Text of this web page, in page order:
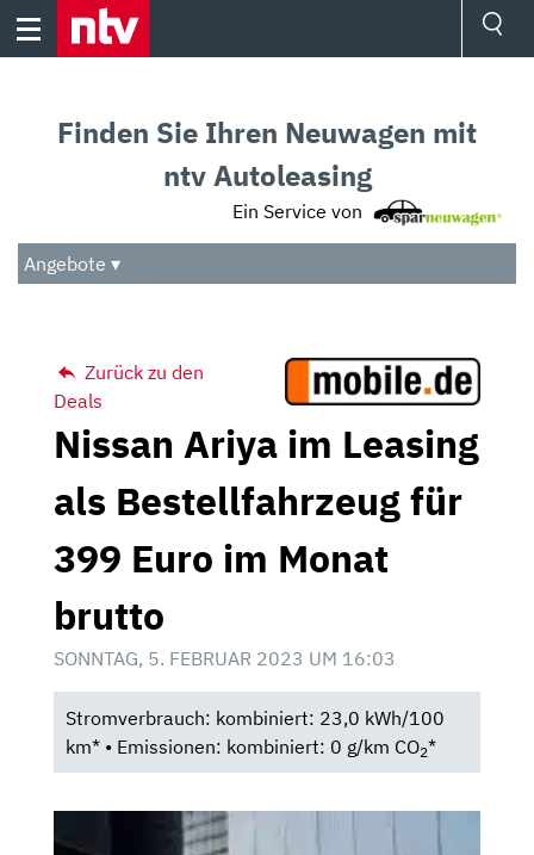
Skip
Audio
Das Beste
Finden Sie Ihren Neuwagen mit
ntv Autoleasing
Ein Service von
Angebote ▾
Zurück zu den
Deals
Nissan Ariya im Leasing
als Bestellfahrzeug für
399 Euro im Monat
brutto
SONNTAG, 5. FEBRUAR 2023 UM 16:03
Stromverbrauch: kombiniert: 23,0 kWh/100
km* • Emissionen: kombiniert: 0 g/km CO2*